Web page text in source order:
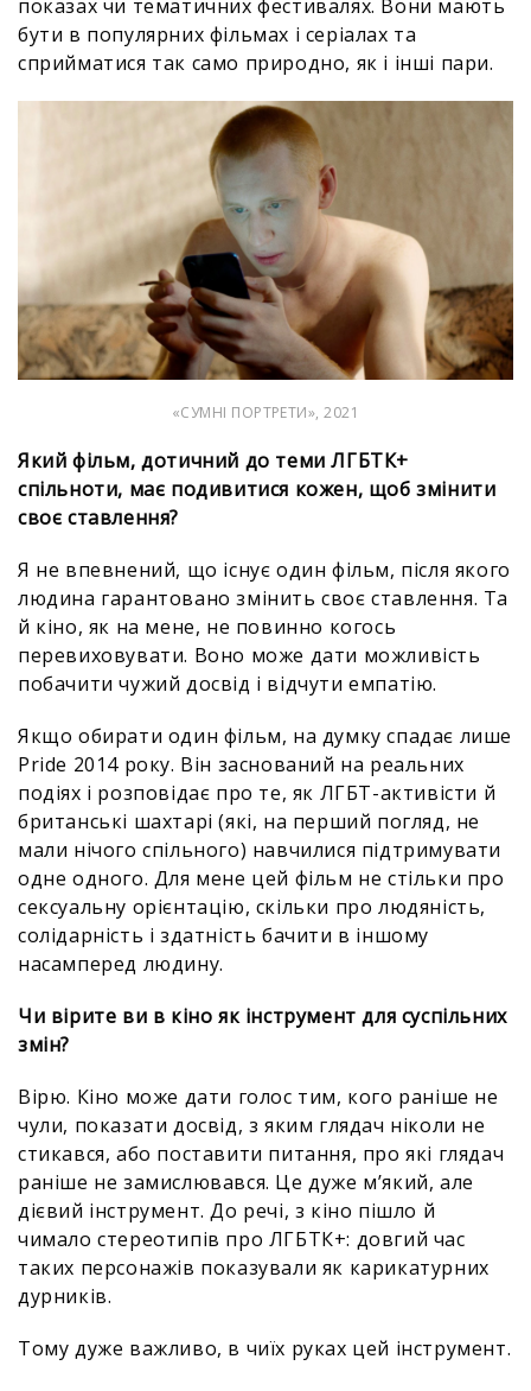
показах чи тематичних фестивалях. Вони мають
бути в популярних фільмах і серіалах та
сприйматися так само природно, як і інші пари.
«СУМНІ ПОРТРЕТИ», 2021
Який фільм, дотичний до теми ЛГБТК+
спільноти, має подивитися кожен, щоб змінити
своє ставлення?
Я не впевнений, що існує один фільм, після якого
людина гарантовано змінить своє ставлення. Та
й кіно, як на мене, не повинно когось
перевиховувати. Воно може дати можливість
побачити чужий досвід і відчути емпатію.
Якщо обирати один фільм, на думку спадає лише
Pride 2014 року. Він заснований на реальних
подіях і розповідає про те, як ЛГБТ-активісти й
британські шахтарі (які, на перший погляд, не
мали нічого спільного) навчилися підтримувати
одне одного. Для мене цей фільм не стільки про
сексуальну орієнтацію, скільки про людяність,
солідарність і здатність бачити в іншому
насамперед людину.
Чи вірите ви в кіно як інструмент для суспільних
змін?
Вірю. Кіно може дати голос тим, кого раніше не
чули, показати досвід, з яким глядач ніколи не
стикався, або поставити питання, про які глядач
раніше не замислювався. Це дуже мʼякий, але
дієвий інструмент. До речі, з кіно пішло й
чимало стереотипів про ЛГБТК+: довгий час
таких персонажів показували як карикатурних
дурників.
Тому дуже важливо, в чиїх руках цей інструмент.